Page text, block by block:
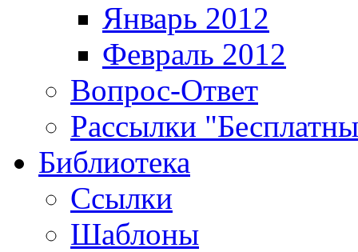
Январь 2012
Февраль 2012
Вопрос-Ответ
Рассылки
Библиотека
Ссылки
Шаблоны